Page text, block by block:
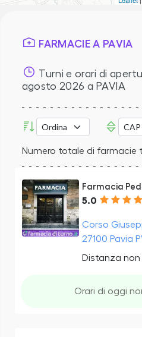
FARMACIE A PAVIA
Turni e orari di
agosto 2026 a PAVIA
Numero totale di farmacie
Farmacia
5.0
Corso
27100 Pavia
Distanza
Orari di oggi